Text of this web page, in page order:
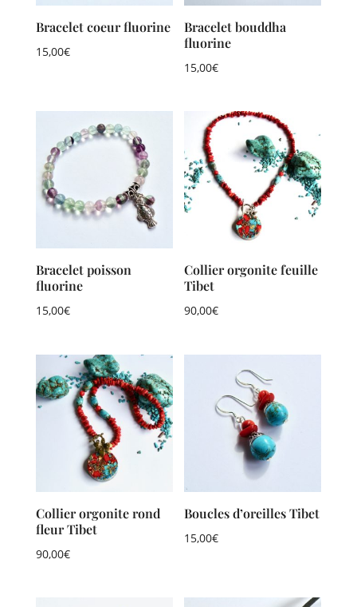
Bracelet coeur fluorine
15,00€
Bracelet bouddha
fluorine
15,00€
Bracelet poisson
fluorine
15,00€
Collier orgonite feuille
Tibet
90,00€
Collier orgonite rond
fleur Tibet
90,00€
Boucles d’oreilles Tibet
15,00€